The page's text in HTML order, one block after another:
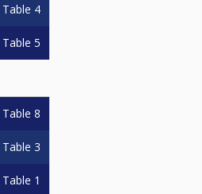
Table 4
Table 5
Table 8
Table 3
Table 1